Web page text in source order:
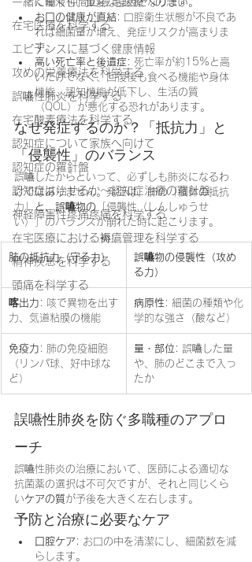
在宅医療を科学する
エビデンスに基づく健康情報
攻めの栄養療法を科学する
誤嚥性肺炎を科学する
在宅酸素療法を科学する
認知症について家族へ向けて
認知症の羅針盤
認知症は治せるか～認知症治療の羅針盤
神経障害性疼痛疼痛を科学する
在宅医療における褥瘡管理を科学する
精神疾患を科学する
頭痛を科学する
お口の健康が直結: 口腔衛生状態が不良であ
れば細菌量が増え、発症リスクが高まりま
す。
高い死亡率と後遺症 : 死亡率が約15%と高
いだけでなく、回復後も食べる機能や身体
機能、認知機能が低下し、生活の質
（QOL）が悪化する恐れがあります。
なぜ発症するのか？「抵抗力」と
「侵襲性」のバランス
誤嚥したからといって、必ずしも肺炎になるわ
けではありません。発症は、肺の「個体の抵抗
力」
と、誤嚥物の 「侵襲性（しんしゅうせ
い）」のバランスが崩れた時に起こります。
肺の抵抗力（守る力）
誤嚥物の侵襲性（攻め
る力）
喀出力 : 咳で異物を出す
力、気道粘膜の機能
病原性 : 細菌の種類や化
学的な強さ（酸など）
免疫力 : 肺の免疫細胞
（リンパ球、好中球な
ど）
量・部位 : 誤嚥した量
や、肺のどこまで入っ
たか
誤嚥性肺炎を防ぐ多職種のアプロ
ーチ
誤嚥性肺炎の治療において、医師による適切な
抗菌薬の選択は不可欠ですが、それと同じくら
いケアの質が予後を大きく左右します。
予防と治療に必要なケア
口腔ケア : お口の中を清潔にし、細菌数を減
らします。